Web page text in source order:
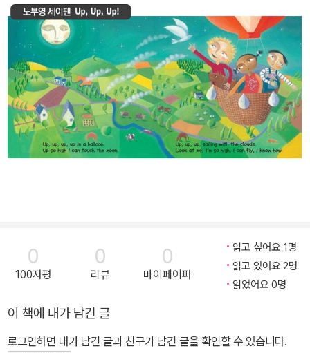
0
100자평
0
리뷰
0
마이페이퍼
읽고 싶어요 1명
읽고 있어요 2명
읽었어요 0명
이 책에 내가 남긴 글
로그인하면 내가 남긴 글과 친구가 남긴 글을 확인할 수 있습니다.